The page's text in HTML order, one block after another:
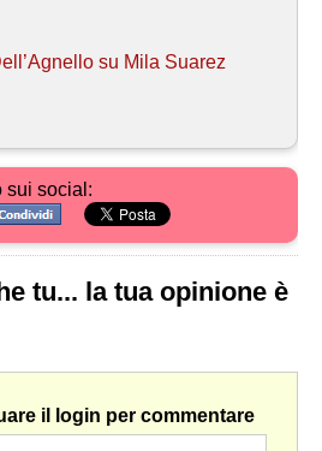
su Mila Suarez
sui social:
tu... la tua opinione è
il login per commentare